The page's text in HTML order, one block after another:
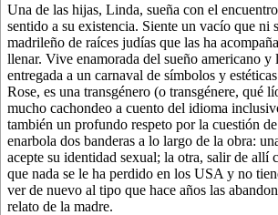
Una de las hijas, Linda, sueña con el
sentido a su existencia. Siente un vacío que ni
madrileño de raíces judías que las ha
llenar. Vive enamorada del sueño americano y
entregada a un carnaval de símbolos y
Rose, es una transgénero (o transgénere, qué
mucho cachondeo a cuento del idioma
también un profundo respeto por la cuestión
enarbola dos banderas a lo largo de la obra:
acepte su identidad sexual; la otra, salir de allí
que nada se le ha perdido en los USA y no
ver de nuevo al tipo que hace años las
relato de la madre.